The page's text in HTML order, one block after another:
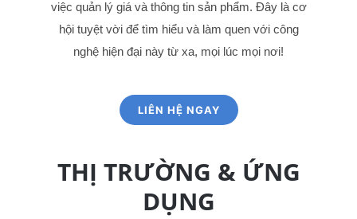
việc quản lý giá và thông tin sản phẩm. Đây là cơ
hội tuyệt vời để tìm hiểu và làm quen với công
nghệ hiện đại này từ xa, mọi lúc mọi nơi!
LIÊN HỆ NGAY
THỊ TRƯỜNG & ỨNG
DỤNG